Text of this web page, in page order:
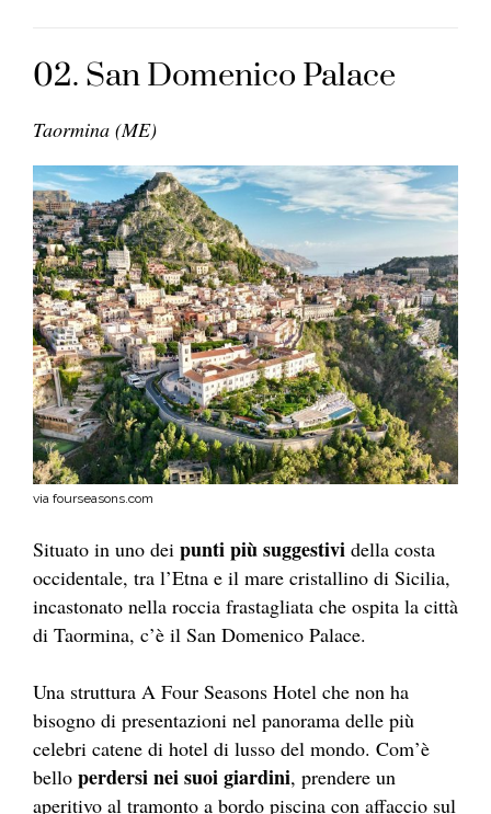
02. San Domenico Palace
Taormina (ME)
via fourseasons.com
Situato in uno dei punti più suggestivi della costa
occidentale, tra l’Etna e il mare cristallino di Sicilia,
incastonato nella roccia frastagliata che ospita la città
di Taormina, c’è il San Domenico Palace.
Una struttura A Four Seasons Hotel che non ha
bisogno di presentazioni nel panorama delle più
celebri catene di hotel di lusso del mondo. Com’è
bello perdersi nei suoi giardini, prendere un
aperitivo al tramonto a bordo piscina con affaccio sul